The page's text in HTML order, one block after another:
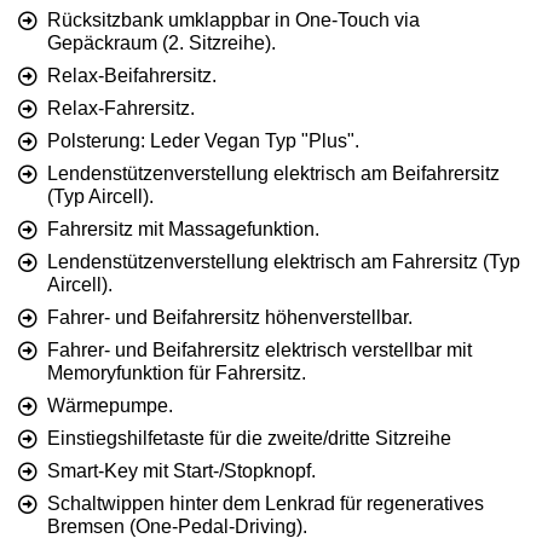
Rücksitzbank umklappbar in One-Touch via
Gepäckraum (2. Sitzreihe).
Relax-Beifahrersitz.
Relax-Fahrersitz.
Polsterung: Leder Vegan Typ "Plus".
Lendenstützenverstellung elektrisch am Beifahrersitz
(Typ Aircell).
Fahrersitz mit Massagefunktion.
Lendenstützenverstellung elektrisch am Fahrersitz (Typ
Aircell).
Fahrer- und Beifahrersitz höhenverstellbar.
Fahrer- und Beifahrersitz elektrisch verstellbar mit
Memoryfunktion für Fahrersitz.
Wärmepumpe.
Einstiegshilfetaste für die zweite/dritte Sitzreihe
Smart-Key mit Start-/Stopknopf.
Schaltwippen hinter dem Lenkrad für regeneratives
Bremsen (One-Pedal-Driving).